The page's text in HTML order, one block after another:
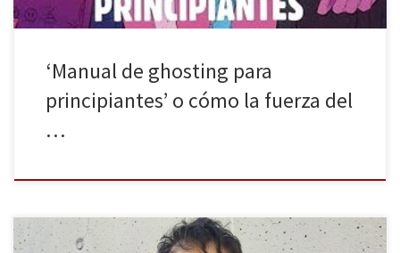
‘Manual de ghosting para
principiantes’ o cómo la fuerza del
…